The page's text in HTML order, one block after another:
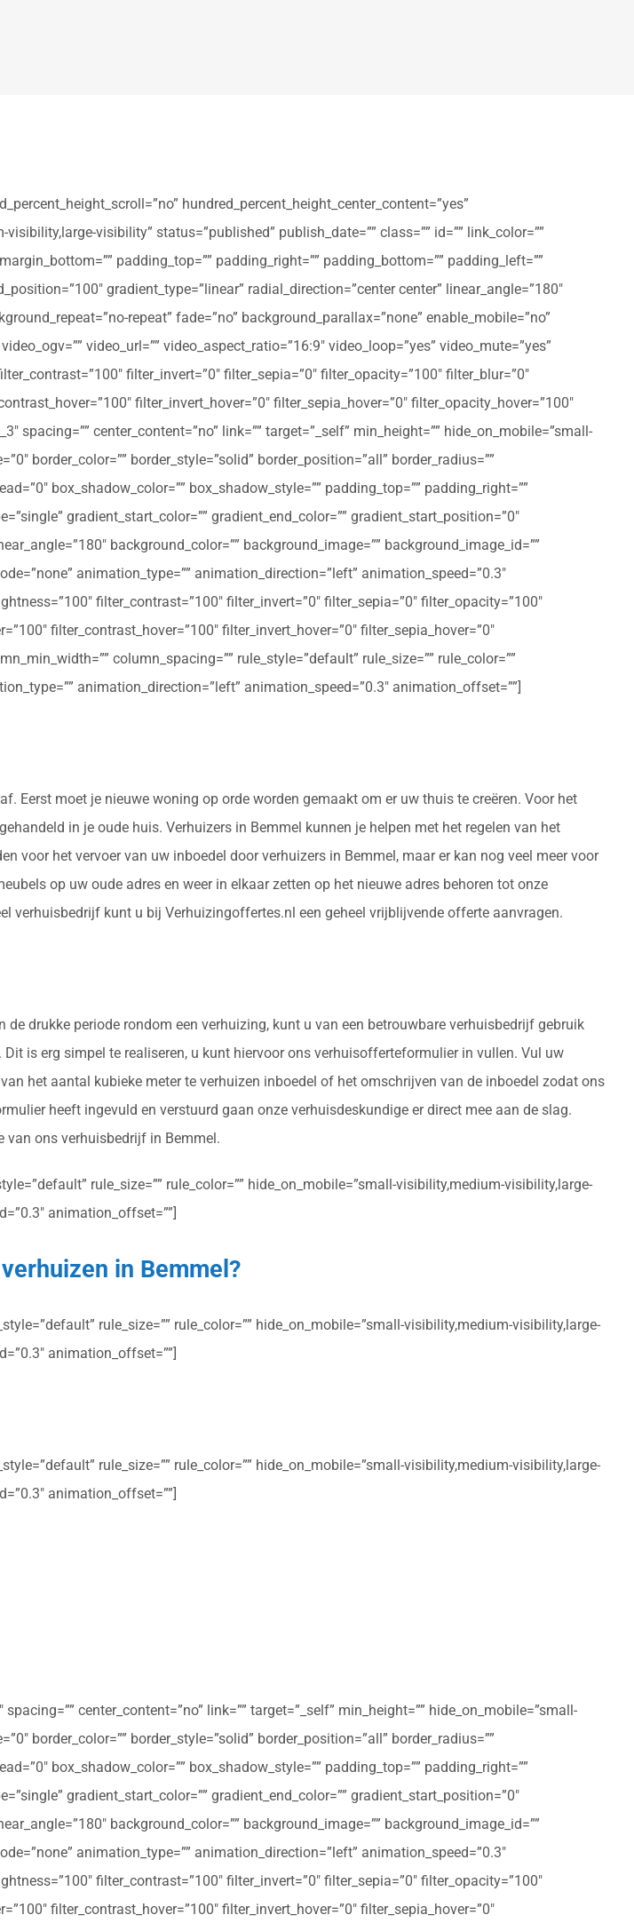
hundred_percent_height_center_content=”yes”
visibility” status=”published” publish_date=”” class=”” id=”” link_color=””
padding_top=”” padding_right=”” padding_bottom=”” padding_left=””
gradient_type=”linear” radial_direction=”center center” linear_angle=”180″
repeat” fade=”no” background_parallax=”none” enable_mobile=”no”
video_url=”” video_aspect_ratio=”16:9″ video_loop=”yes” video_mute=”yes”
filter_invert=”0″ filter_sepia=”0″ filter_opacity=”100″ filter_blur=”0″
filter_invert_hover=”0″ filter_sepia_hover=”0″ filter_opacity_hover=”100″
spacing=”” center_content=”no” link=”” target=”_self” min_height=”” hide_on_mobile=”small-
border_color=”” border_style=”solid” border_position=”all” border_radius=””
box_shadow_color=”” box_shadow_style=”” padding_top=”” padding_right=””
gradient_start_color=”” gradient_end_color=”” gradient_start_position=”0″
background_color=”” background_image=”” background_image_id=””
animation_type=”” animation_direction=”left” animation_speed=”0.3″
filter_contrast=”100″ filter_invert=”0″ filter_sepia=”0″ filter_opacity=”100″
filter_contrast_hover=”100″ filter_invert_hover=”0″ filter_sepia_hover=”0″
column_spacing=”” rule_style=”default” rule_size=”” rule_color=””
animation_direction=”left” animation_speed=”0.3″ animation_offset=””]
Eerst moet je nieuwe woning op orde worden gemaakt om er uw thuis te creëren. Voor het
in je oude huis. Verhuizers in Bemmel kunnen je helpen met het regelen van het
voor het vervoer van uw inboedel door verhuizers in Bemmel, maar er kan nog veel meer voor
op uw oude adres en weer in elkaar zetten op het nieuwe adres behoren tot onze
verhuisbedrijf kunt u bij Verhuizingoffertes.nl een geheel vrijblijvende offerte aanvragen.
drukke periode rondom een verhuizing, kunt u van een betrouwbare verhuisbedrijf gebruik
is erg simpel te realiseren, u kunt hiervoor ons verhuisofferteformulier in vullen. Vul uw
het aantal kubieke meter te verhuizen inboedel of het omschrijven van de inboedel zodat ons
heeft ingevuld en verstuurd gaan onze verhuisdeskundige er direct mee aan de slag.
van ons verhuisbedrijf in Bemmel.
rule_size=”” rule_color=”” hide_on_mobile=”small-visibility,medium-visibility,large-
animation_offset=””]
in Bemmel?
rule_size=”” rule_color=”” hide_on_mobile=”small-visibility,medium-visibility,large-
animation_offset=””]
rule_size=”” rule_color=”” hide_on_mobile=”small-visibility,medium-visibility,large-
animation_offset=””]
center_content=”no” link=”” target=”_self” min_height=”” hide_on_mobile=”small-
border_color=”” border_style=”solid” border_position=”all” border_radius=””
box_shadow_color=”” box_shadow_style=”” padding_top=”” padding_right=””
gradient_start_color=”” gradient_end_color=”” gradient_start_position=”0″
background_color=”” background_image=”” background_image_id=””
animation_type=”” animation_direction=”left” animation_speed=”0.3″
filter_contrast=”100″ filter_invert=”0″ filter_sepia=”0″ filter_opacity=”100″
filter_contrast_hover=”100″ filter_invert_hover=”0″ filter_sepia_hover=”0″